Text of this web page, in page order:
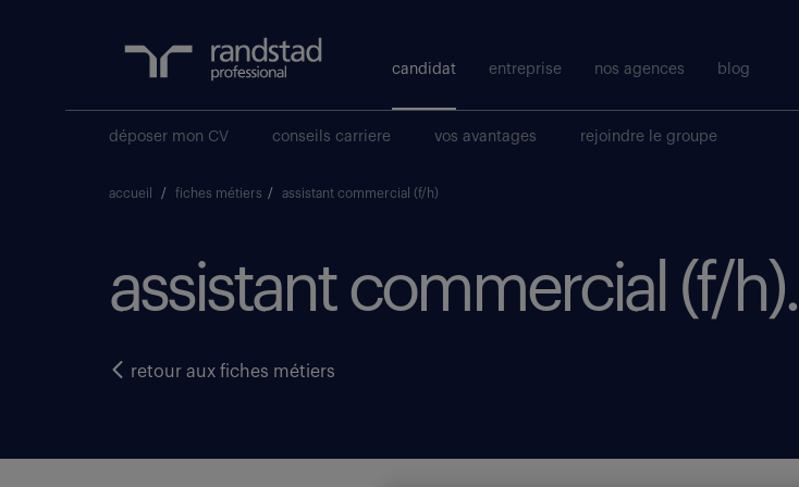
candidat entreprise nos agences blog
déposer mon CV conseils carriere vos avantages rejoindre le groupe
accueil / fiches métiers / assistant commercial (f/h)
assistant commercial (f/h).
retour aux fiches métiers